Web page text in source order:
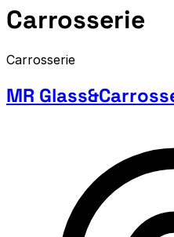
Carrosserie
Carrosserie
MR